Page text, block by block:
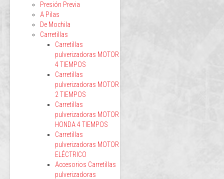
Presión Previa
A Pilas
De Mochila
Carretillas
Carretillas
pulverizadoras MOTOR
4 TIEMPOS
Carretillas
pulverizadoras MOTOR
2 TIEMPOS
Carretillas
pulverizadoras MOTOR
HONDA 4 TIEMPOS
Carretillas
pulverizadoras MOTOR
ELÉCTRICO
Accesorios Carretillas
pulverizadoras